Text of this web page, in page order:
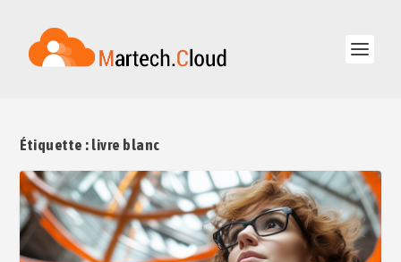
Étiquette : livre blanc